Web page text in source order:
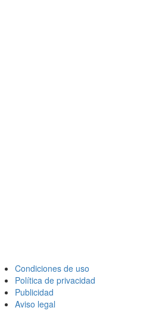
Condiciones de uso
Política de privacidad
Publicidad
Aviso legal